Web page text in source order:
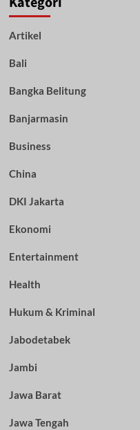
Artikel
Bali
Bangka Belitung
Banjarmasin
Business
China
DKI Jakarta
Ekonomi
Entertainment
Health
Hukum & Kriminal
Jabodetabek
Jambi
Jawa Barat
Jawa Tengah